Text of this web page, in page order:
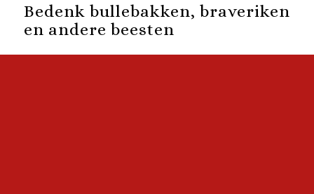
Bedenk bullebakken, braveriken
en andere beesten